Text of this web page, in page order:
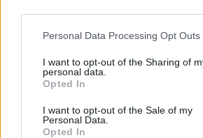
Please note that this website/app uses
not limited to your visit or usage
grant or deny consent to Google and its
use your data for below specified
consent section.
Personal Data Processing Opt Outs
I want to opt-out of the Sharing of
personal data.
Opted In
I want to opt-out of the Sale of my
Personal Data.
Opted In
AUTORE